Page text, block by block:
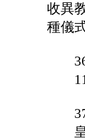
收異
種儀
11
皇